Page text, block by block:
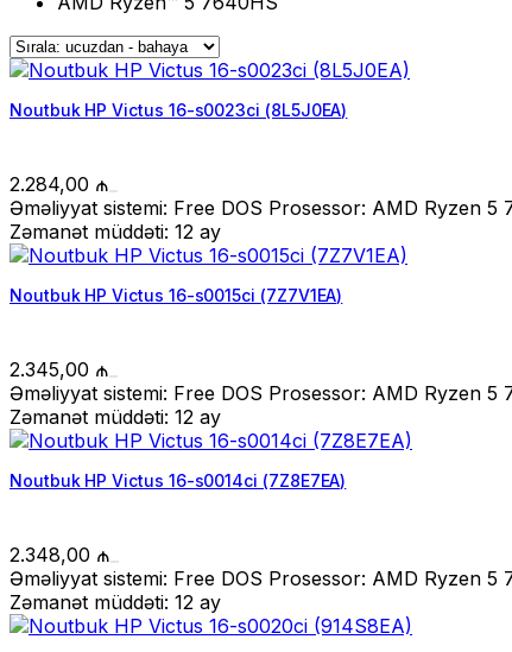
Noutbuk HP Victus 16-s0023ci (8L5J0EA)
2.284,00 ₼
Əməliyyat sistemi: Free DOS Prosessor: AMD Ryzen 5
Zəmanət müddəti: 12 ay
Noutbuk HP Victus 16-s0015ci (7Z7V1EA)
2.345,00 ₼
Əməliyyat sistemi: Free DOS Prosessor: AMD Ryzen 5
Zəmanət müddəti: 12 ay
Noutbuk HP Victus 16-s0014ci (7Z8E7EA)
2.348,00 ₼
Əməliyyat sistemi: Free DOS Prosessor: AMD Ryzen 5
Zəmanət müddəti: 12 ay